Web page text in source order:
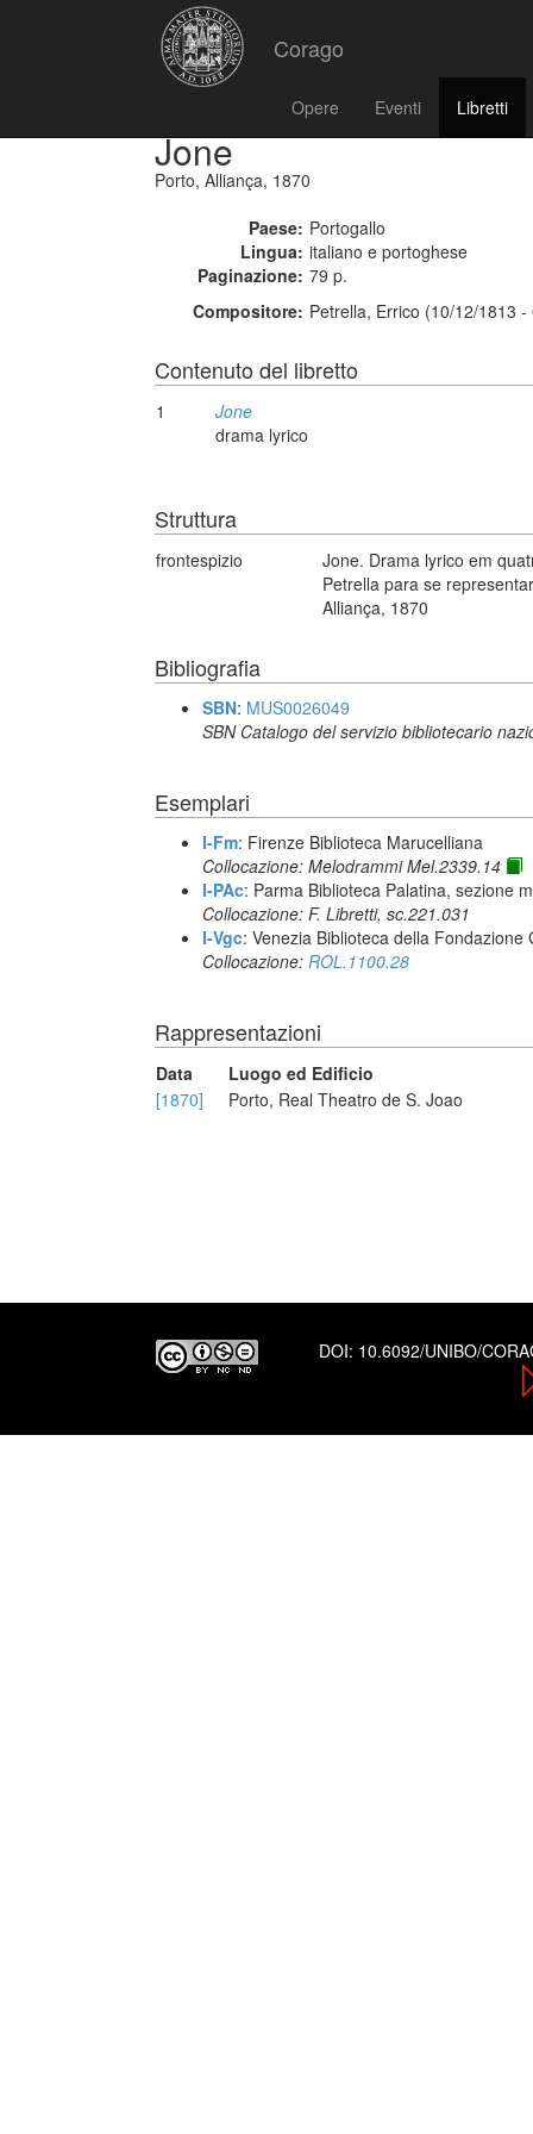
Corago
Opere Eventi Libretti
Jone
Porto, Alliança, 1870
Paese: Portogallo
Lingua: italiano e portoghese
Paginazione: 79 p.
Compositore: Petrella, Errico (10/12/1813
Contenuto del libretto
1
Jone
drama lyrico
Struttura
frontespizio
Jone. Drama lyrico em
Petrella para se
Alliança, 1870
Bibliografia
SBN: MUS0026049
SBN Catalogo del servizio bibliotecario
Esemplari
I-Fm: Firenze Biblioteca Marucelliana
Collocazione: Melodrammi Mel.2339.14
I-PAc: Parma Biblioteca Palatina, sezione
Collocazione: F. Libretti, sc.221.031
I-Vgc: Venezia Biblioteca della Fondazione
Collocazione: ROL.1100.28
Rappresentazioni
Data
Luogo ed Edificio
[1870]
Porto, Real Theatro de S. Joao
DOI: 10.6092/UNIBO/